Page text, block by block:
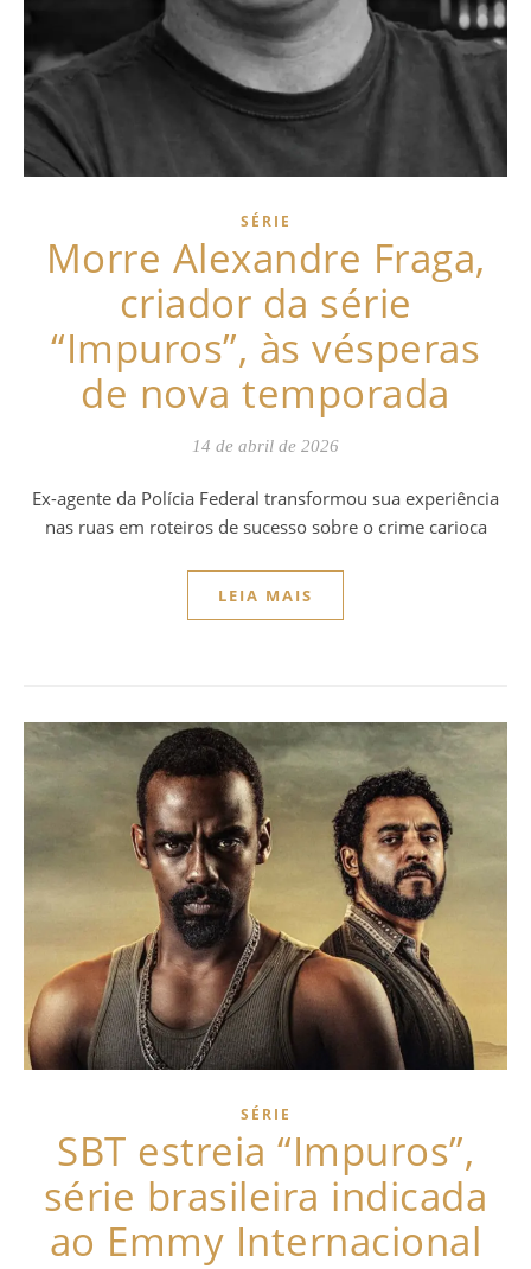
SÉRIE
Morre Alexandre Fraga,
criador da série
“Impuros”, às vésperas
de nova temporada
14 de abril de 2026
Ex-agente da Polícia Federal transformou sua experiência
nas ruas em roteiros de sucesso sobre o crime carioca
LEIA MAIS
SÉRIE
SBT estreia “Impuros”,
série brasileira indicada
ao Emmy Internacional